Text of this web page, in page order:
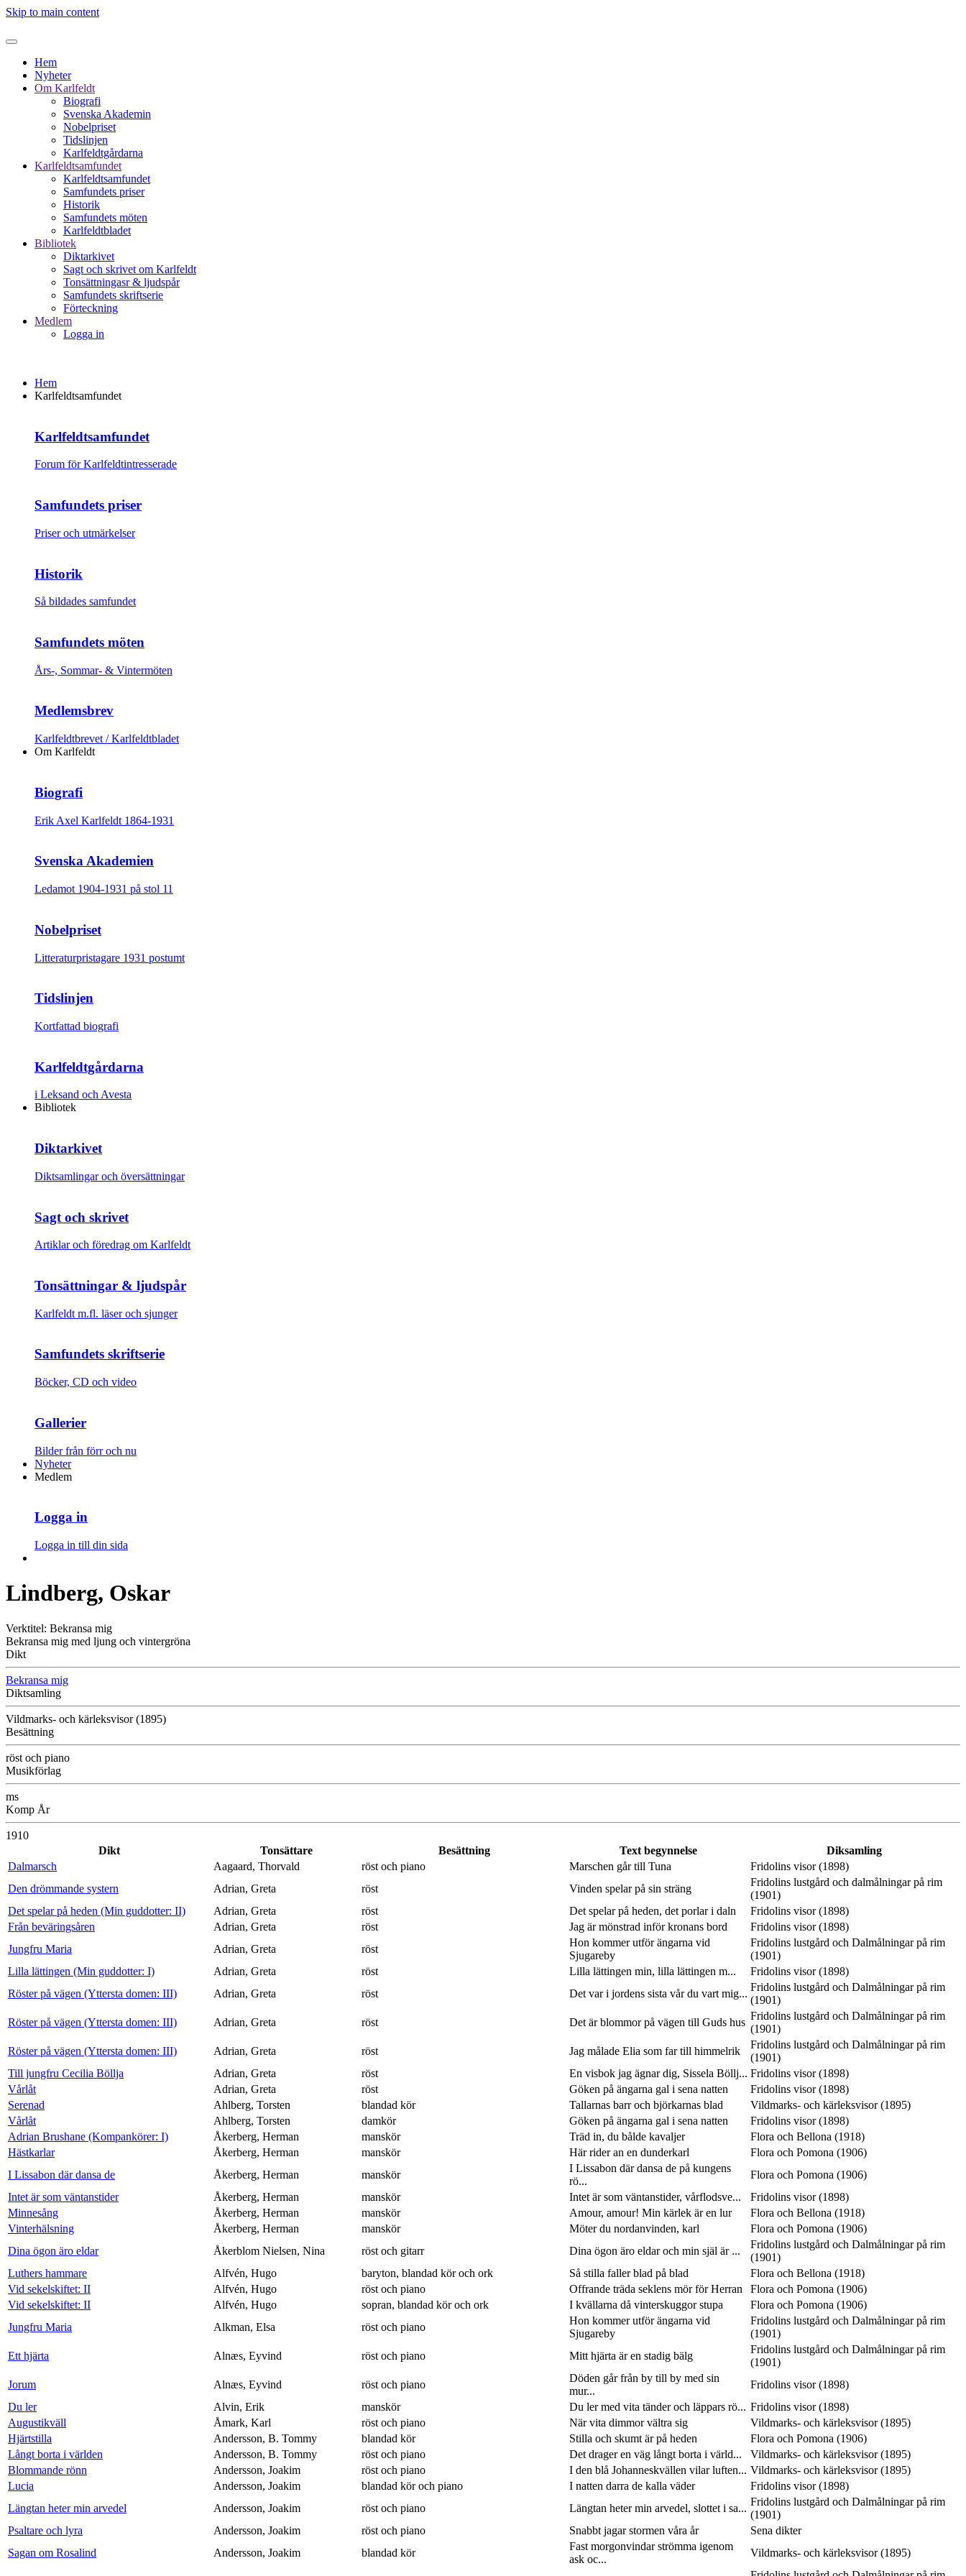
Skip to main content
Hem
Nyheter
Om Karlfeldt
Biografi
Svenska Akademin
Nobelpriset
Tidslinjen
Karlfeldtgårdarna
Karlfeldtsamfundet
Karlfeldtsamfundet
Samfundets priser
Historik
Samfundets möten
Karlfeldtbladet
Bibliotek
Diktarkivet
Sagt och skrivet om Karlfeldt
Tonsättningasr & ljudspår
Samfundets skriftserie
Förteckning
Medlem
Logga in
Hem
Karlfeldtsamfundet
Karlfeldtsamfundet
Forum för Karlfeldtintresserade
Samfundets priser
Priser och utmärkelser
Historik
Så bildades samfundet
Samfundets möten
Års-, Sommar- & Vintermöten
Medlemsbrev
Karlfeldtbrevet / Karlfeldtbladet
Om Karlfeldt
Biografi
Erik Axel Karlfeldt 1864-1931
Svenska Akademien
Ledamot 1904-1931 på stol 11
Nobelpriset
Litteraturpristagare 1931 postumt
Tidslinjen
Kortfattad biografi
Karlfeldtgårdarna
i Leksand och Avesta
Bibliotek
Diktarkivet
Diktsamlingar och översättningar
Sagt och skrivet
Artiklar och föredrag om Karlfeldt
Tonsättningar & ljudspår
Karlfeldt m.fl. läser och sjunger
Samfundets skriftserie
Böcker, CD och video
Gallerier
Bilder från förr och nu
Nyheter
Medlem
Logga in
Logga in till din sida
Lindberg, Oskar
Verktitel: Bekransa mig
Bekransa mig med ljung och vintergröna
Dikt
Bekransa mig
Diktsamling
Vildmarks- och kärleksvisor (1895)
Besättning
röst och piano
Musikförlag
ms
Komp År
1910
Dikt
Tonsättare Besättning Text begynnelse
Diksamling
Dalmarsch
Aagaard, Thorvald röst och piano Marschen går till Tuna
Fridolins visor (1898)
Den drömmande systern
Adrian, Greta röst Vinden spelar på sin sträng
Fridolins lustgård och dalmålningar på rim
(1901)
Det spelar på heden (Min guddotter: II)
Adrian, Greta röst Det spelar på heden, det porlar i daln
Fridolins visor (1898)
Från beväringsåren
Adrian, Greta röst Jag är mönstrad inför kronans bord
Fridolins visor (1898)
Jungfru Maria
Adrian, Greta röst
Hon kommer utför ängarna vid
Sjugareby
Fridolins lustgård och Dalmålningar på rim
(1901)
Lilla lättingen (Min guddotter: I)
Adrian, Greta röst Lilla lättingen min, lilla lättingen m...
Fridolins visor (1898)
Röster på vägen (Yttersta domen: III)
Adrian, Greta röst Det var i jordens sista vår du vart mig...
Fridolins lustgård och Dalmålningar på rim
(1901)
Röster på vägen (Yttersta domen: III)
Adrian, Greta röst Det är blommor på vägen till Guds hus
Fridolins lustgård och Dalmålningar på rim
(1901)
Röster på vägen (Yttersta domen: III)
Adrian, Greta röst Jag målade Elia som far till himmelrik
Fridolins lustgård och Dalmålningar på rim
(1901)
Till jungfru Cecilia Böllja
Adrian, Greta röst En visbok jag ägnar dig, Sissela Böllj... Fridolins visor (1898)
Vårlåt
Adrian, Greta röst Göken på ängarna gal i sena natten
Fridolins visor (1898)
Serenad
Ahlberg, Torsten blandad kör Tallarnas barr och björkarnas blad
Vildmarks- och kärleksvisor (1895)
Vårlåt
Ahlberg, Torsten damkör Göken på ängarna gal i sena natten
Fridolins visor (1898)
Adrian Brushane (Kompankörer: I)
Åkerberg, Herman manskör Träd in, du bålde kavaljer
Flora och Bellona (1918)
Hästkarlar
Åkerberg, Herman manskör Här rider an en dunderkarl
Flora och Pomona (1906)
I Lissabon där dansa de
Åkerberg, Herman manskör
I Lissabon där dansa de på kungens
rö...
Flora och Pomona (1906)
Intet är som väntanstider
Åkerberg, Herman manskör Intet är som väntanstider, vårflodsve...
Fridolins visor (1898)
Minnesång
Åkerberg, Herman manskör Amour, amour! Min kärlek är en lur
Flora och Bellona (1918)
Vinterhälsning
Åkerberg, Herman manskör Möter du nordanvinden, karl
Flora och Pomona (1906)
Dina ögon äro eldar
Åkerblom Nielsen, Nina röst och gitarr Dina ögon äro eldar och min själ är ...
Fridolins lustgård och Dalmålningar på rim
(1901)
Luthers hammare
Alfvén, Hugo baryton, blandad kör och ork Så stilla faller blad på blad
Flora och Bellona (1918)
Vid sekelskiftet: II
Alfvén, Hugo röst och piano Offrande träda seklens mör för Herran
Flora och Pomona (1906)
Vid sekelskiftet: II
Alfvén, Hugo sopran, blandad kör och ork I kvällarna då vinterskuggor stupa
Flora och Pomona (1906)
Jungfru Maria
Alkman, Elsa röst och piano
Hon kommer utför ängarna vid
Sjugareby
Fridolins lustgård och Dalmålningar på rim
(1901)
Ett hjärta
Alnæs, Eyvind röst och piano Mitt hjärta är en stadig bälg
Fridolins lustgård och Dalmålningar på rim
(1901)
Jorum
Alnæs, Eyvind röst och piano
Döden går från by till by med sin
mur...
Fridolins visor (1898)
Du ler
Alvin, Erik manskör Du ler med vita tänder och läppars rö... Fridolins visor (1898)
Augustikväll
Åmark, Karl röst och piano När vita dimmor vältra sig
Vildmarks- och kärleksvisor (1895)
Hjärtstilla
Andersson, B. Tommy blandad kör Stilla och skumt är på heden
Flora och Pomona (1906)
Långt borta i världen
Andersson, B. Tommy röst och piano Det drager en väg långt borta i värld...
Vildmarks- och kärleksvisor (1895)
Blommande rönn
Andersson, Joakim röst och piano I den blå Johanneskvällen vilar luften... Vildmarks- och kärleksvisor (1895)
Lucia
Andersson, Joakim blandad kör och piano I natten darra de kalla väder
Fridolins visor (1898)
Längtan heter min arvedel
Andersson, Joakim röst och piano Längtan heter min arvedel, slottet i sa...
Fridolins lustgård och Dalmålningar på rim
(1901)
Psaltare och lyra
Andersson, Joakim röst och piano Snabbt jagar stormen våra år
Sena dikter
Sagan om Rosalind
Andersson, Joakim blandad kör
Fast morgonvindar strömma igenom
ask oc...
Vildmarks- och kärleksvisor (1895)